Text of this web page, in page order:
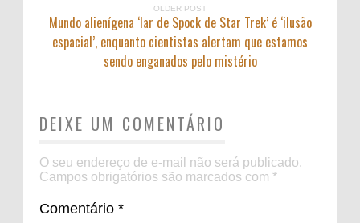
OLDER POST
Mundo alienígena ‘lar de Spock de Star Trek’ é ‘ilusão
espacial’, enquanto cientistas alertam que estamos
sendo enganados pelo mistério
DEIXE UM COMENTÁRIO
O seu endereço de e-mail não será publicado.
Campos obrigatórios são marcados com *
Comentário *